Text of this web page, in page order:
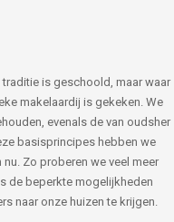
is geschoold, maar waar
makelaardij is gekeken. We
evenals de van oudsher
basisprincipes hebben we
Zo proberen we veel meer
de beperkte mogelijkheden
naar onze huizen te krijgen.